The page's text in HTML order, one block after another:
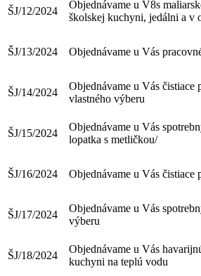
ŠJ/12/2024
Objednávame u V8s
školskej kuchyni, jedálni a v
ŠJ/13/2024 Objednávame u Vás
ŠJ/14/2024
Objednávame u Vás
vlastného výberu
ŠJ/15/2024
Objednávame u Vás
lopatka s metličkou/
ŠJ/16/2024 Objednávame u Vás
ŠJ/17/2024
Objednávame u Vás
výberu
ŠJ/18/2024
Objednávame u Vás
kuchyni na teplú vodu